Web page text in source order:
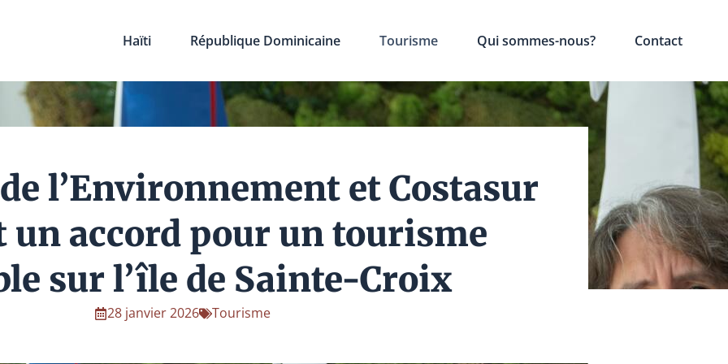
Haïti République Dominicaine Tourisme Qui sommes-nous? Contact
l’Environnement et Costasur
un accord pour un tourisme
sur l’île de Sainte-Croix
28 janvier 2026 Tourisme